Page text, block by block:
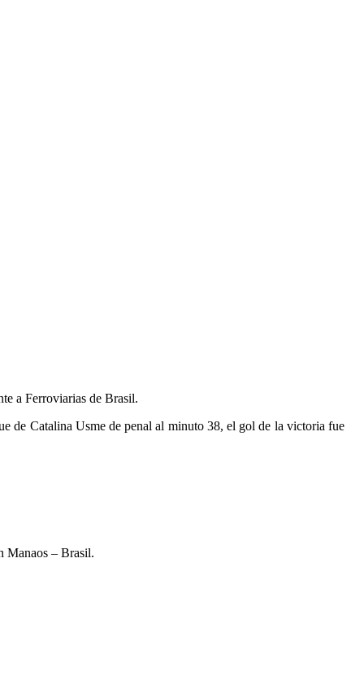
a Ferroviarias de Brasil.
de Catalina Usme de penal al minuto 38, el gol de la victoria fue
Manaos – Brasil.